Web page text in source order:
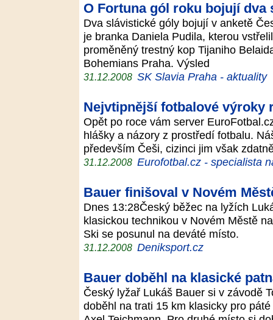
O Fortuna gól roku bojují dva
Dva slávistické góly bojují v anketě
je branka Daniela Pudila, kterou
proměněný trestný kop Tijaniho
Bohemians Praha. Výsled
31.12.2008 SK Slavia Praha - aktuality
Nejvtipnější fotbalové výroky
Opět po roce vám server
hlášky a názory z prostředí fotbalu.
především Češi, cizinci jim však
31.12.2008 Eurofotbal.cz - specialista
Bauer finišoval v Novém
Dnes 13:28Český běžec na lyžích
klasickou technikou v Novém Městě
Ski se posunul na deváté místo.
31.12.2008 Deniksport.cz
Bauer doběhl na klasické
Český lyžař Lukáš Bauer si v závodě
doběhl na trati 15 km klasicky pro